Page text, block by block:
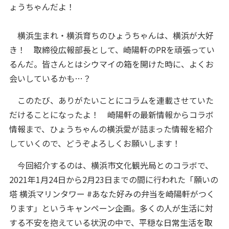
ょうちゃんだよ！
横浜生まれ・横浜育ちのひょうちゃんは、横浜が大好
き！ 取締役広報部長として、崎陽軒のPRを頑張ってい
るんだ。皆さんとはシウマイの箱を開けた時に、よくお
会いしているかも…？
このたび、ありがたいことにコラムを連載させていた
だけることになったよ！ 崎陽軒の最新情報からコラボ
情報まで、ひょうちゃんの横浜愛が詰まった情報を紹介
していくので、どうぞよろしくお願いします！
今回紹介するのは、横浜市文化観光局とのコラボで、
2021年1月24日から2月23日までの間に行われた「願いの
塔 横浜マリンタワー #あなた好みの弁当を崎陽軒がつく
ります」というキャンペーン企画。多くの人が生活に対
する不安を抱えている状況の中で、平穏な日常生活を取